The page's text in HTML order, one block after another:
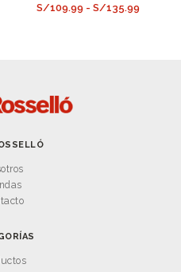
S/109.99 - S/135.99